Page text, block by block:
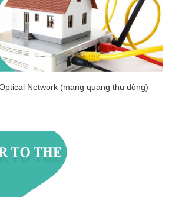
Network (mạng quang thụ động) –